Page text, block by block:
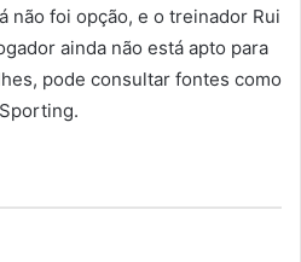
não foi opção, e o treinador Rui
ainda não está apto para
pode consultar fontes como